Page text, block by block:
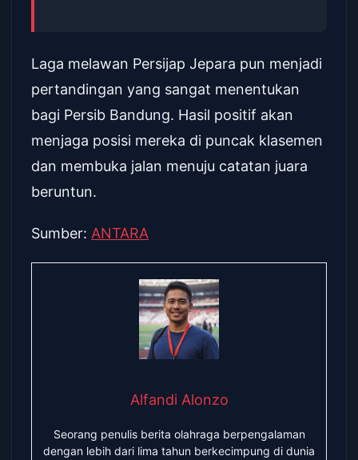
Laga melawan Persijap Jepara pun menjadi
pertandingan yang sangat menentukan
bagi Persib Bandung. Hasil positif akan
menjaga posisi mereka di puncak klasemen
dan membuka jalan menuju catatan juara
beruntun.
Sumber: ANTARA
Alfandi Alonzo
Seorang penulis berita olahraga berpengalaman
dengan lebih dari lima tahun berkecimpung di dunia